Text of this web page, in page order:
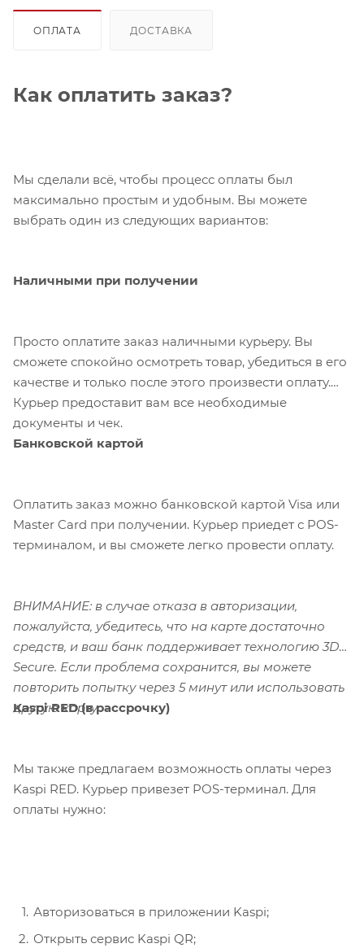
ОПЛАТА ДОСТАВКА
Как оплатить заказ?
Мы сделали всё, чтобы процесс оплаты был
максимально простым и удобным. Вы можете
выбрать один из следующих вариантов:
Наличными при получении
Просто оплатите заказ наличными курьеру. Вы
сможете спокойно осмотреть товар, убедиться в его
качестве и только после этого произвести оплату.
Курьер предоставит вам все необходимые
документы и чек.
Банковской картой
Оплатить заказ можно банковской картой Visa или
Master Card при получении. Курьер приедет с POS-
терминалом, и вы сможете легко провести оплату.
ВНИМАНИЕ: в случае отказа в авторизации,
пожалуйста, убедитесь, что на карте достаточно
средств, и ваш банк поддерживает технологию 3D-
Secure. Если проблема сохранится, вы можете
повторить попытку через 5 минут или использовать
другую карту.
Kaspi RED (в рассрочку)
Мы также предлагаем возможность оплаты через
Kaspi RED. Курьер привезет POS-терминал. Для
оплаты нужно:
Авторизоваться в приложении Kaspi;
Открыть сервис Kaspi QR;